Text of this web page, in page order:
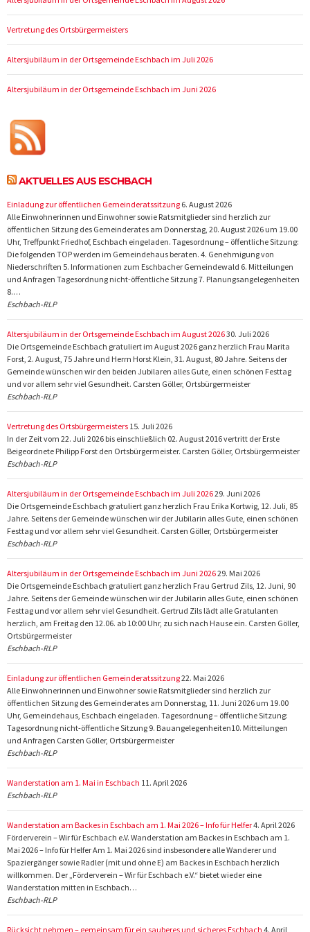
Vertretung des Ortsbürgermeisters
Altersjubiläum in der Ortsgemeinde Eschbach im Juli 2026
Altersjubiläum in der Ortsgemeinde Eschbach im Juni 2026
AKTUELLES AUS ESCHBACH
Einladung zur öffentlichen Gemeinderatssitzung 6. August 2026
Alle Einwohnerinnen und Einwohner sowie Ratsmitglieder sind herzlich zur
öffentlichen Sitzung des Gemeinderates am Donnerstag, 20. August 2026 um 19.00
Uhr, Treffpunkt Friedhof, Eschbach eingeladen. Tagesordnung – öffentliche Sitzung:
Die folgenden TOP werden im Gemeindehaus beraten. 4. Genehmigung von
Niederschriften 5. Informationen zum Eschbacher Gemeindewald 6. Mitteilungen
und Anfragen Tagesordnung nicht-öffentliche Sitzung 7. Planungsangelegenheiten
8.…
Eschbach-RLP
Altersjubiläum in der Ortsgemeinde Eschbach im August 202630. Juli 2026
Die Ortsgemeinde Eschbach gratuliert im August 2026 ganz herzlich Frau Marita
Forst, 2. August, 75 Jahre und Herrn Horst Klein, 31. August, 80 Jahre. Seitens der
Gemeinde wünschen wir den beiden Jubilaren alles Gute, einen schönen Festtag
und vor allem sehr viel Gesundheit. Carsten Göller, Ortsbürgermeister
Eschbach-RLP
Vertretung des Ortsbürgermeisters 15. Juli 2026
In der Zeit vom 22. Juli 2026 bis einschließlich 02. August 2016 vertritt der Erste
Beigeordnete Philipp Forst den Ortsbürgermeister. Carsten Göller, Ortsbürgermeister
Eschbach-RLP
Altersjubiläum in der Ortsgemeinde Eschbach im Juli 202629. Juni 2026
Die Ortsgemeinde Eschbach gratuliert ganz herzlich Frau Erika Kortwig, 12. Juli, 85
Jahre. Seitens der Gemeinde wünschen wir der Jubilarin alles Gute, einen schönen
Festtag und vor allem sehr viel Gesundheit. Carsten Göller, Ortsbürgermeister
Eschbach-RLP
Altersjubiläum in der Ortsgemeinde Eschbach im Juni 202629. Mai 2026
Die Ortsgemeinde Eschbach gratuliert ganz herzlich Frau Gertrud Zils, 12. Juni, 90
Jahre. Seitens der Gemeinde wünschen wir der Jubilarin alles Gute, einen schönen
Festtag und vor allem sehr viel Gesundheit. Gertrud Zils lädt alle Gratulanten
herzlich, am Freitag den 12.06. ab 10:00 Uhr, zu sich nach Hause ein. Carsten Göller,
Ortsbürgermeister
Eschbach-RLP
Einladung zur öffentlichen Gemeinderatssitzung22. Mai 2026
Alle Einwohnerinnen und Einwohner sowie Ratsmitglieder sind herzlich zur
öffentlichen Sitzung des Gemeinderates am Donnerstag, 11. Juni 2026 um 19.00
Uhr, Gemeindehaus, Eschbach eingeladen. Tagesordnung – öffentliche Sitzung:
Tagesordnung nicht-öffentliche Sitzung 9. Bauangelegenheiten10. Mitteilungen
und Anfragen Carsten Göller, Ortsbürgermeister
Eschbach-RLP
Wanderstation am 1. Mai in Eschbach 11. April 2026
Eschbach-RLP
Wanderstation am Backes in Eschbach am 1. Mai 2026 – Info für Helfer4. April 2026
Förderverein – Wir für Eschbach e.V. Wanderstation am Backes in Eschbach am 1.
Mai 2026 – Info für Helfer Am 1. Mai 2026 sind insbesondere alle Wanderer und
Spaziergänger sowie Radler (mit und ohne E) am Backes in Eschbach herzlich
willkommen. Der „Förderverein – Wir für Eschbach e.V.“ bietet wieder eine
Wanderstation mitten in Eschbach…
Eschbach-RLP
Rücksicht nehmen – gemeinsam für ein sauberes und sicheres Eschbach 4. April